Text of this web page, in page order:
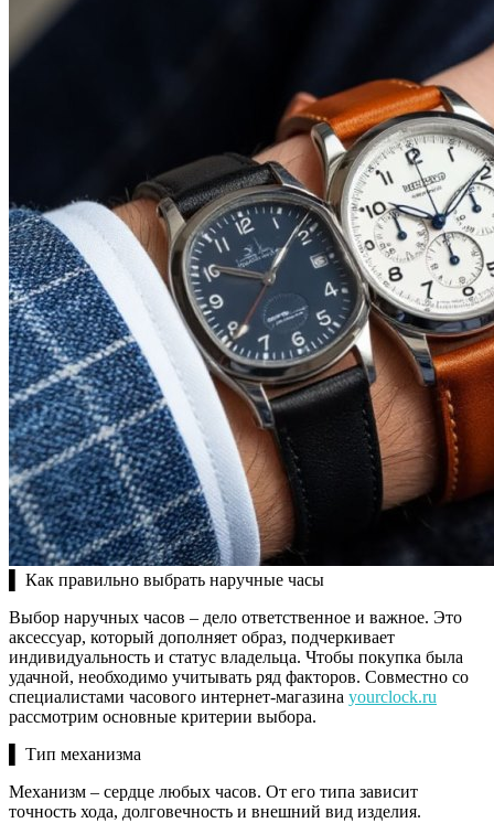
▌ Как правильно выбрать наручные часы
Выбор наручных часов – дело ответственное и важное. Это
аксессуар, который дополняет образ, подчеркивает
индивидуальность и статус владельца. Чтобы покупка была
удачной, необходимо учитывать ряд факторов. Совместно со
специалистами часового интернет-магазина yourclock.ru
рассмотрим основные критерии выбора.
▌ Тип механизма
Механизм – сердце любых часов. От его типа зависит
точность хода, долговечность и внешний вид изделия.